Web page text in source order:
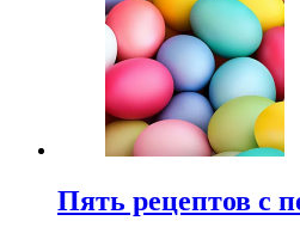
Пять рецептов с